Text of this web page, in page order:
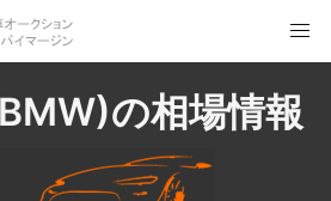
の相場情報